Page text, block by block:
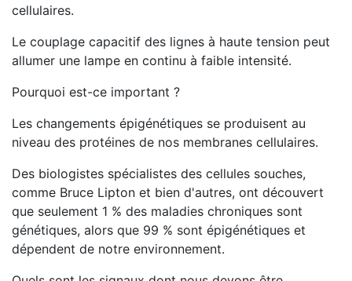
cellulaires.
Le couplage capacitif des lignes à haute tension peut
allumer une lampe en continu à faible intensité.
Pourquoi est-ce important ?
Les changements épigénétiques se produisent au
niveau des protéines de nos membranes cellulaires.
Des biologistes spécialistes des cellules souches,
comme Bruce Lipton et bien d'autres, ont découvert
que seulement 1 % des maladies chroniques sont
génétiques, alors que 99 % sont épigénétiques et
dépendent de notre environnement.